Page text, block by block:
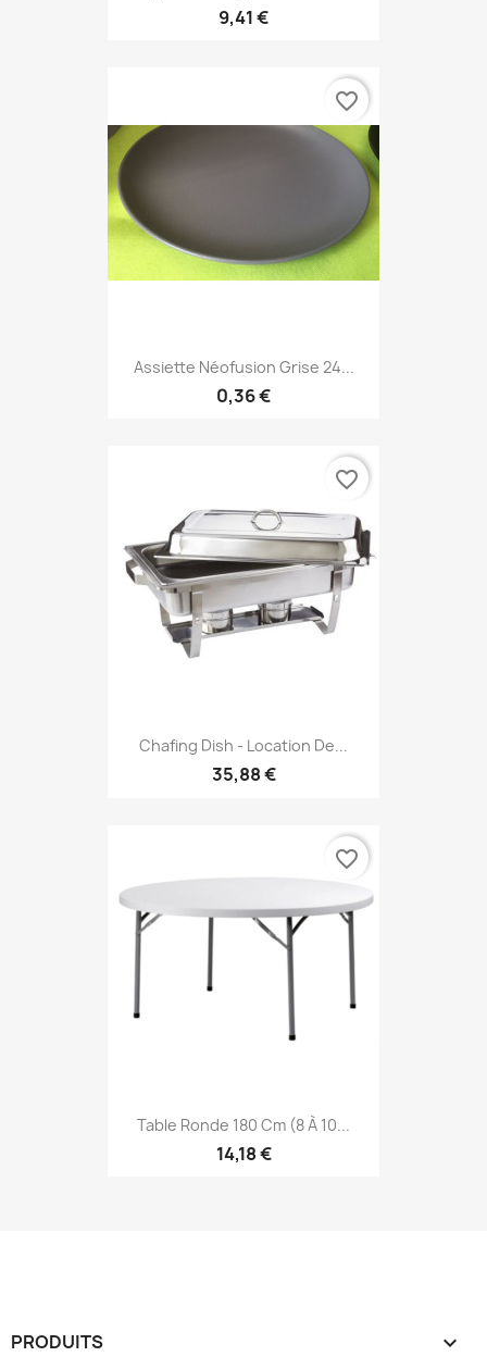
9,41 €
Assiette Néofusion Grise 24...
0,36 €
favorite_border
Chafing Dish - Location De...
35,88 €
favorite_border
Table Ronde 180 Cm (8 À 10...
14,18 €
favorite_border
PRODUITS 